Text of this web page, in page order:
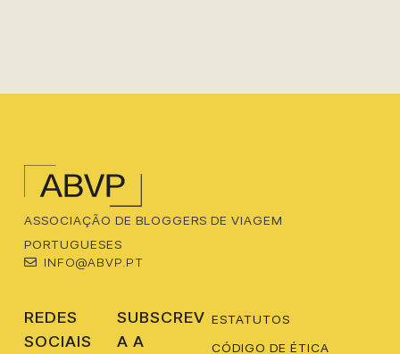
ASSOCIAÇÃO DE BLOGGERS DE VIAGEM
PORTUGUESES
INFO@ABVP.PT
REDES
SOCIAIS
SUBSCREV
A A
ESTATUTOS
CÓDIGO DE ÉTICA